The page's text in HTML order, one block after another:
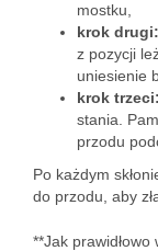
mostku,
krok drugi:
z pozycji
uniesienie
krok trzeci:
stania.
przodu
Po każdym
do przodu, aby
**Jak